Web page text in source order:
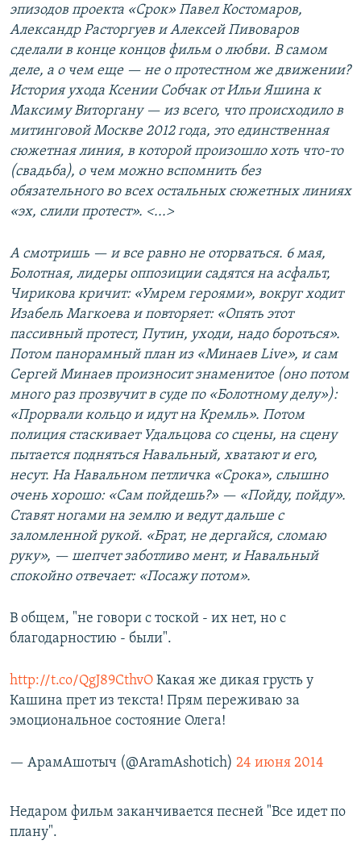
эпизодов проекта «Срок» Павел Костомаров,
Александр Расторгуев и Алексей Пивоваров
сделали в конце концов фильм о любви. В самом
деле, а о чем еще — не о протестном же движении?
История ухода Ксении Собчак от Ильи Яшина к
Максиму Виторгану — из всего, что происходило в
митинговой Москве 2012 года, это единственная
сюжетная линия, в которой произошло хоть что-то
(свадьба), о чем можно вспомнить без
обязательного во всех остальных сюжетных линиях
«эх, слили протест». <...>
А смотришь — и все равно не оторваться. 6 мая,
Болотная, лидеры оппозиции садятся на асфальт,
Чирикова кричит: «Умрем героями», вокруг ходит
Изабель Магкоева и повторяет: «Опять этот
пассивный протест, Путин, уходи, надо бороться».
Потом панорамный план из «Минаев Live», и сам
Сергей Минаев произносит знаменитое (оно потом
много раз прозвучит в суде по «Болотному делу»):
«Прорвали кольцо и идут на Кремль». Потом
полиция стаскивает Удальцова со сцены, на сцену
пытается подняться Навальный, хватают и его,
несут. На Навальном петличка «Срока», слышно
очень хорошо: «Сам пойдешь?» — «Пойду, пойду».
Ставят ногами на землю и ведут дальше с
заломленной рукой. «Брат, не дергайся, сломаю
руку», — шепчет заботливо мент, и Навальный
спокойно отвечает: «Посажу потом».
В общем, "не говори с тоской - их нет, но с
благодарностию - были".
http://t.co/QgJ89CthvO Какая же дикая грусть у
Кашина прет из текста! Прям переживаю за
эмоциональное состояние Олега!
— АрамАшотыч (@AramAshotich) 24 июня 2014
Недаром фильм заканчивается песней "Все идет по
плану".